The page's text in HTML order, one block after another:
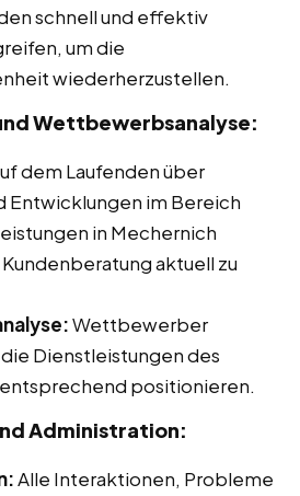
schnell und effektiv
um die
wiederherzustellen.
Wettbewerbsanalyse:
dem Laufenden über
Entwicklungen im Bereich
in Mechernich
aktuell zu
Wettbewerber
Dienstleistungen des
positionieren.
Administration:
Alle Interaktionen, Probleme